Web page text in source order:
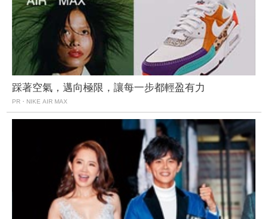
踩著空氣，邁向極限，讓每一步都輕盈有力
PR・NIKE AIR MAX